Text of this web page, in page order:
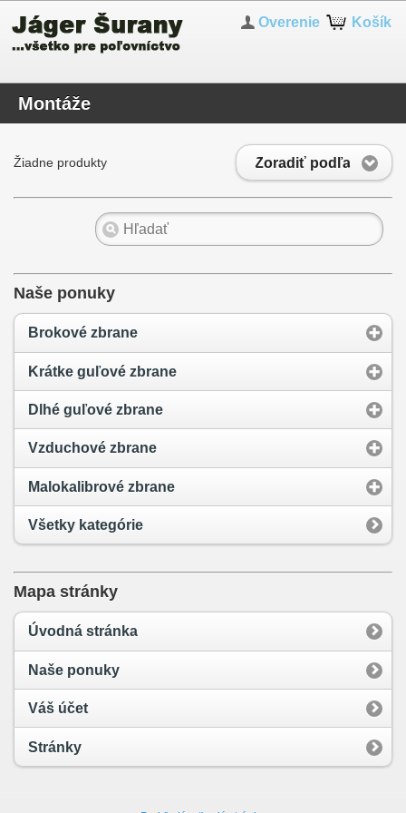
Košík
Overenie
Montáže
Zoradiť podľa
Žiadne produkty
Naše ponuky
Brokové zbrane
Krátke guľové zbrane
Dlhé guľové zbrane
Vzduchové zbrane
Malokalibrové zbrane
Všetky kategórie
Mapa stránky
Úvodná stránka
Naše ponuky
Váš účet
Stránky